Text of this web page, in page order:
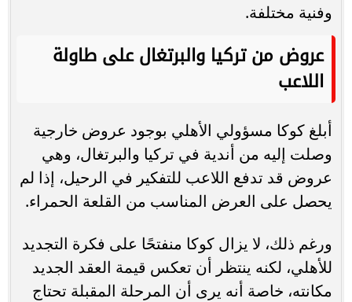
وفنية مختلفة.
عروض من تركيا والبرتغال على طاولة
اللاعب
أبلغ كوكا مسؤولي الأهلي بوجود عروض خارجية
وصلت إليه من أندية في تركيا والبرتغال، وهي
عروض قد تدفع اللاعب للتفكير في الرحيل، إذا لم
يحصل على العرض المناسب من القلعة الحمراء.
ورغم ذلك، لا يزال كوكا منفتحًا على فكرة التجديد
للأهلي، لكنه ينتظر أن تعكس قيمة العقد الجديد
مكانته، خاصة أنه يرى أن المرحلة المقبلة تحتاج